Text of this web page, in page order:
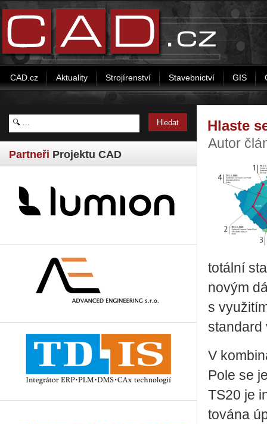
CAD.cz Aktuality Strojírenství Stavebnictví GIS
Partneři Projektu CAD
Hlaste
Autor
to­tál­ní
novým
s
stan­dard
V
Po­le se
TS20 je
to­vá­na